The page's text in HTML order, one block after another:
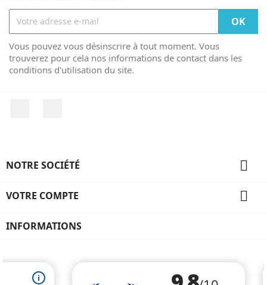
Vous pouvez vous désinscrire à tout moment. Vous
trouverez pour cela nos informations de contact dans les
conditions d'utilisation du site.
NOTRE SOCIÉTÉ 
VOTRE COMPTE 
INFORMATIONS